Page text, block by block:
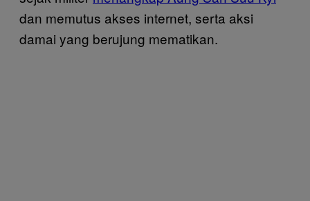
dan memutus akses internet, serta aksi
damai yang berujung mematikan.